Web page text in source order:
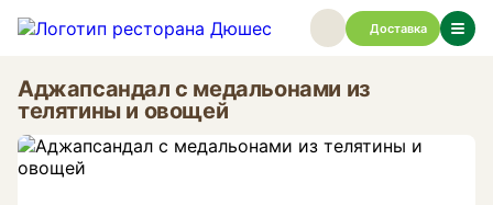
Доставка
Аджапсандал с медальонами из
телятины и овощей